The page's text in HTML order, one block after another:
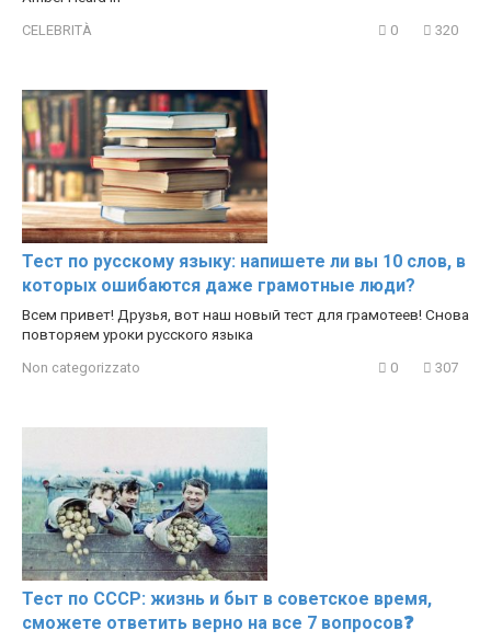
CELEBRITÀ 0 320
Тест по русскому языку: напишете ли вы 10 слов, в
которых ошибаются даже грамотные люди?
Всем привет! Друзья, вот наш новый тест для грамотеев! Снова
повторяем уроки русского языка
Non categorizzato 0 307
Тест по СССР: жизнь и быт в советское время,
сможете ответить верно на все 7 вопросов❓